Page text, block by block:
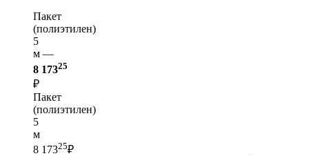
Пакет
(полиэтилен)
5
м —
8 17325
₽
Пакет
(полиэтилен)
5
м
8 17325₽